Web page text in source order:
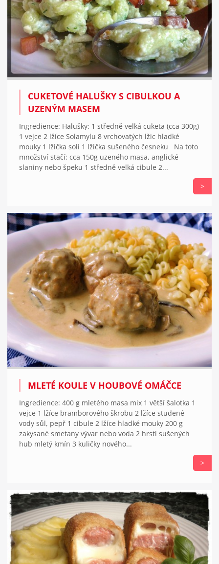
CUKETOVÉ HALUŠKY S CIBULKOU A
UZENÝM MASEM
Ingredience: Halušky: 1 středně velká cuketa (cca 300g)
1 vejce 2 lžíce Solamylu 8 vrchovatých lžic hladké
mouky 1 lžička soli 1 lžička sušeného česneku Na toto
množství stačí: cca 150g uzeného masa, anglické
slaniny nebo špeku 1 středně velká cibule 2...
>
MLETÉ KOULE V HOUBOVÉ OMÁČCE
Ingredience: 400 g mletého masa mix 1 větší šalotka 1
vejce 1 lžíce bramborového škrobu 2 lžíce studené
vody sůl, pepř 1 cibule 2 lžíce hladké mouky 200 g
zakysané smetany vývar nebo voda 2 hrsti sušených
hub mletý kmín 3 kuličky nového...
>